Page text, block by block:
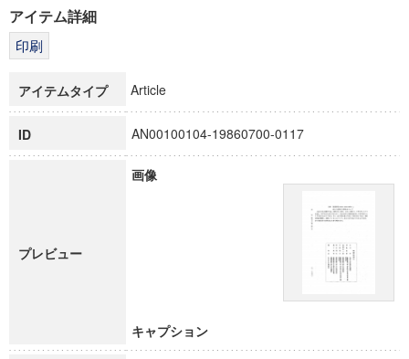
科学研究費補助金研究成果報告書
博士課程教育リーディングプログラム「超成熟社会発展のサ
アイテム詳細
アイテムタイプ Article
ID AN00100104-19860700-0117
プレビュー
画像
キャプション